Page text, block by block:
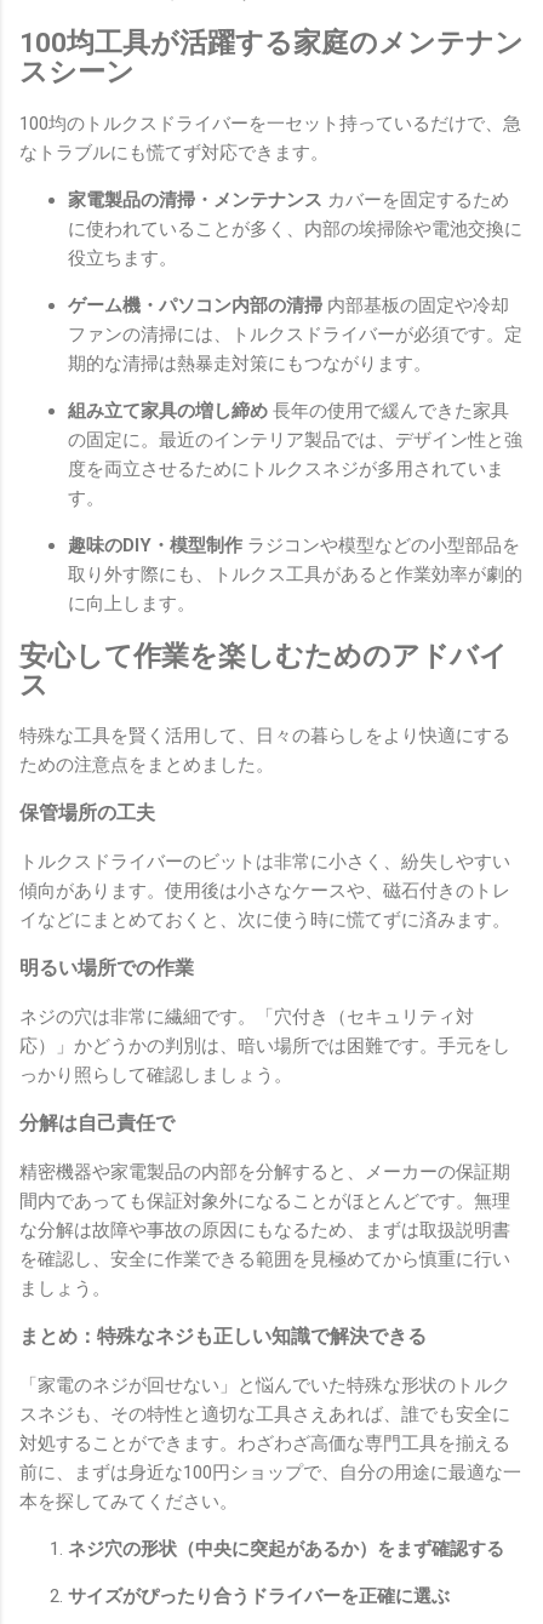
100均工具が活躍する家庭のメンテナン
スシーン
100均のトルクスドライバーを一セット持っているだけで、急
なトラブルにも慌てず対応できます。
家電製品の清掃・メンテナンス カバーを固定するため
に使われていることが多く、内部の埃掃除や電池交換に
役立ちます。
ゲーム機・パソコン内部の清掃 内部基板の固定や冷却
ファンの清掃には、トルクスドライバーが必須です。定
期的な清掃は熱暴走対策にもつながります。
組み立て家具の増し締め 長年の使用で緩んできた家具
の固定に。最近のインテリア製品では、デザイン性と強
度を両立させるためにトルクスネジが多用されていま
す。
趣味のDIY・模型制作 ラジコンや模型などの小型部品を
取り外す際にも、トルクス工具があると作業効率が劇的
に向上します。
安心して作業を楽しむためのアドバイ
ス
特殊な工具を賢く活用して、日々の暮らしをより快適にする
ための注意点をまとめました。
保管場所の工夫
トルクスドライバーのビットは非常に小さく、紛失しやすい
傾向があります。使用後は小さなケースや、磁石付きのトレ
イなどにまとめておくと、次に使う時に慌てずに済みます。
明るい場所での作業
ネジの穴は非常に繊細です。「穴付き（セキュリティ対
応）」かどうかの判別は、暗い場所では困難です。手元をし
っかり照らして確認しましょう。
分解は自己責任で
精密機器や家電製品の内部を分解すると、メーカーの保証期
間内であっても保証対象外になることがほとんどです。無理
な分解は故障や事故の原因にもなるため、まずは取扱説明書
を確認し、安全に作業できる範囲を見極めてから慎重に行い
ましょう。
まとめ：特殊なネジも正しい知識で解決できる
「家電のネジが回せない」と悩んでいた特殊な形状のトルク
スネジも、その特性と適切な工具さえあれば、誰でも安全に
対処することができます。わざわざ高価な専門工具を揃える
前に、まずは身近な100円ショップで、自分の用途に最適な一
本を探してみてください。
ネジ穴の形状（中央に突起があるか）をまず確認する
サイズがぴったり合うドライバーを正確に選ぶ